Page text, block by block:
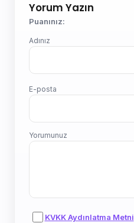
Yorum Yazın
Puanınız:
Adınız
E-posta
Yorumunuz
KVKK Aydınlatma Metni